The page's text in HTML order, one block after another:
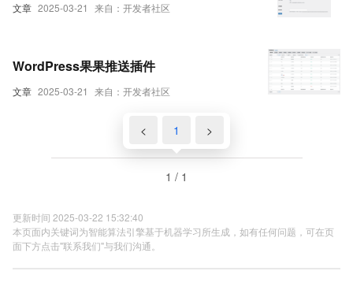
文章 2025-03-21 来自：开发者社区
文章 2025-03-21 来自：开发者社区
WordPress果果推送插件
< 1 >
1 / 1
更新时间 2025-03-22 15:32:40
本页面内关键词为智能算法引擎基于机器学习所生成，如有任何问题，可在页
面下方点击"联系我们"与我们沟通。